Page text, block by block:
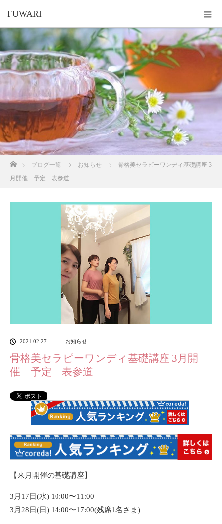
FUWARI
ホームブログ一覧 お知らせ
骨格美セラピーワンディ基礎講座 3
月開催 予定 表参道
2021.02.27 お知らせ
骨格美セラピーワンディ基礎講座 3月開
催 予定 表参道
【来月開催の基礎講座】
3月17日(水) 10:00〜11:00
3月28日(日) 14:00〜17:00(残席1名さま)